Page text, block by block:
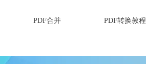
PDF合并 PDF转换教程